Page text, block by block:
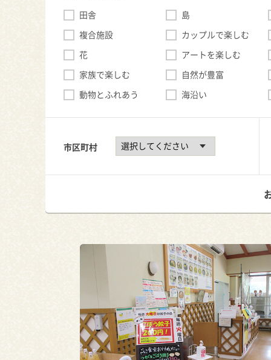
田舎
島
複合施設
カップルで楽しむ
花
アートを楽しむ
家族で楽しむ
自然が豊富
動物とふれあう
海沿い
市区町村